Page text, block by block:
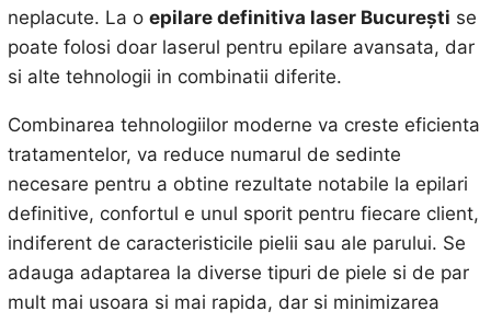
neplacute. La o epilare definitiva laser Bucureşti se
poate folosi doar laserul pentru epilare avansata, dar
si alte tehnologii in combinatii diferite.
Combinarea tehnologiilor moderne va creste eficienta
tratamentelor, va reduce numarul de sedinte
necesare pentru a obtine rezultate notabile la epilari
definitive, confortul e unul sporit pentru fiecare client,
indiferent de caracteristicile pielii sau ale parului. Se
adauga adaptarea la diverse tipuri de piele si de par
mult mai usoara si mai rapida, dar si minimizarea